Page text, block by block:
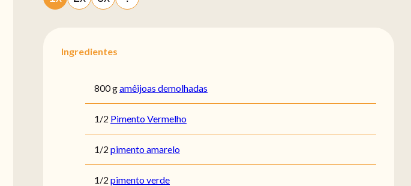
Ingredientes
800 gamêijoas demolhadas
1/2 Pimento Vermelho
1/2 pimento amarelo
1/2 pimento verde